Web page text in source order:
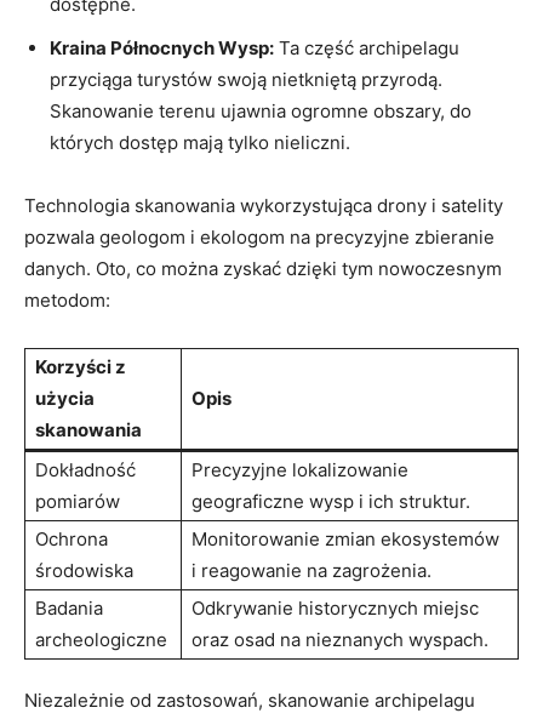
Kraina‍ Północnych Wysp: ‍Ta część archipelagu‍
przyciąga turystów swoją nietkniętą przyrodą.
Skanowanie terenu ujawnia ogromne obszary, do
których dostęp mają tylko⁣ nieliczni.
Technologia skanowania wykorzystująca drony i⁤ satelity‍
pozwala ​geologom i ekologom na⁤ precyzyjne zbieranie
danych. Oto, co można zyskać dzięki tym nowoczesnym
metodom:
Korzyści ⁤z
użycia
skanowania
Opis
Dokładność
pomiarów
Precyzyjne⁤ lokalizowanie
geograficzne wysp i ich​ struktur.
Ochrona
środowiska
Monitorowanie zmian ekosystemów
i reagowanie na​ zagrożenia.
Badania
archeologiczne
Odkrywanie historycznych miejsc
oraz⁢ osad⁤ na nieznanych wyspach.
Niezależnie od zastosowań, skanowanie archipelagu